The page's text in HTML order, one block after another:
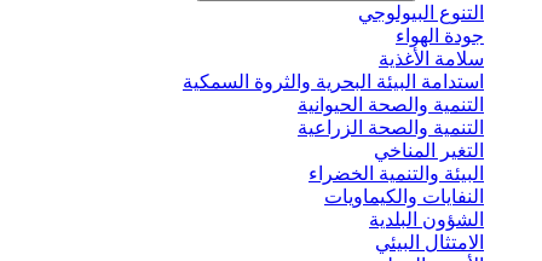
التنوع البيولوجي
جودة الهواء
سلامة الأغذية
استدامة البيئة البحرية والثروة السمكية
التنمية والصحة الحيوانية
التنمية والصحة الزراعية
التغير المناخي
البيئة والتنمية الخضراء
النفايات والكيماويات
الشؤون البلدية
الامتثال البيئي